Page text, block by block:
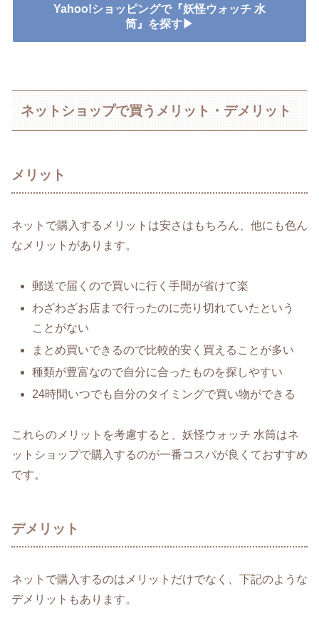
Yahoo!ショッピングで『妖怪ウォッチ 水
筒』を探す▶
ネットショップで買うメリット・デメリット
メリット
ネットで購入するメリットは安さはもちろん、他にも色ん
なメリットがあります。
郵送で届くので買いに行く手間が省けて楽
わざわざお店まで行ったのに売り切れていたという
ことがない
まとめ買いできるので比較的安く買えることが多い
種類が豊富なので自分に合ったものを探しやすい
24時間いつでも自分のタイミングで買い物ができる
これらのメリットを考慮すると、妖怪ウォッチ 水筒はネ
ットショップで購入するのが一番コスパが良くておすすめ
です。
デメリット
ネットで購入するのはメリットだけでなく、下記のような
デメリットもあります。